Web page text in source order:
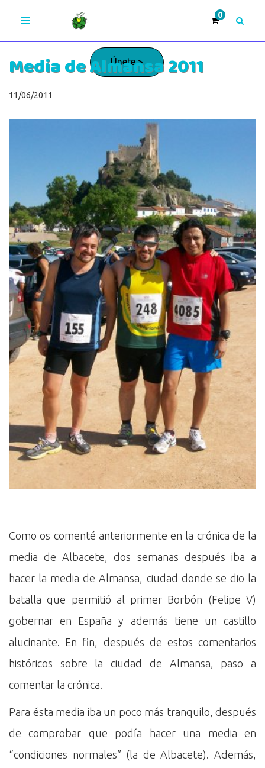
Toggle
Únete >
Media de Almansa 2011
11/06/2011
Como os comenté anteriormente en la crónica de la
media de Albacete, dos semanas después iba a
hacer la media de Almansa, ciudad donde se dio la
batalla que permitió al primer Borbón (Felipe V)
gobernar en España y además tiene un castillo
alucinante. En fin, después de estos comentarios
históricos sobre la ciudad de Almansa, paso a
comentar la crónica.
Para ésta media iba un poco más tranquilo, después
de comprobar que podía hacer una media en
“condiciones normales” (la de Albacete). Además,